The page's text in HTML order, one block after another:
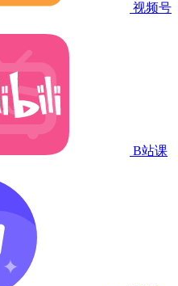
视频号
B站课